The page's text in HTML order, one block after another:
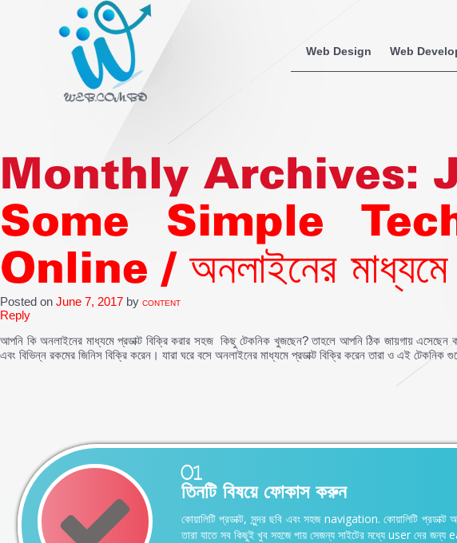
Web Design Web
Monthly Archives:
Some Simple
Online / অনলাইনের মাধ্যমে
Posted on June 7, 2017 by CONTENT
Reply
আপনি কি অনলাইনের মাধ্যমে প্রডাক্ট বিক্রি করার সহজ কিছু টেকনিক খুজছেন? তাহলে আপনি ঠিক জায়গায়
এবং বিভিন্ন রকমের জিনিস বিক্রি করেন। যারা ঘরে বসে অনলাইনের মাধ্যমে প্রডাক্ট বিক্রি করেন তারা ও এই
01
তিনটি বিষয়ে ফোকাস করুন
কোয়ালিটি প্রডাক্ট, সুন্দর ছবি এবং সহজ navigation. কোয়ালিটি
তারা যাতে সব কিছুই খুব সহজে পায় সেজন্য সাইটের মধ্যে user দের